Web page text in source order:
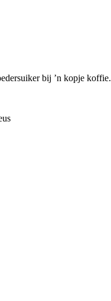
bij ’n kopje koffie.